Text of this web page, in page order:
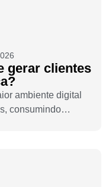
gerar clientes
ambiente digital
consumindo